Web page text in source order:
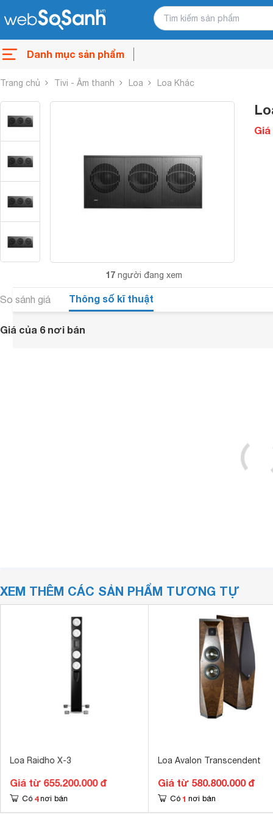
Danh mục sản phẩm
Trang chủ Tivi - Âm thanh Loa Loa Khác
17 người đang xem
Giá
So sánh giá Thông số kĩ thuật
Giá của 6 nơi bán
XEM THÊM CÁC SẢN PHẨM TƯƠNG TỰ
Loa Raidho X-3
Giá từ 655.200.000 đ
Có 4 nơi bán
Loa Avalon Transcendent
Giá từ 580.800.000 đ
Có 1 nơi bán